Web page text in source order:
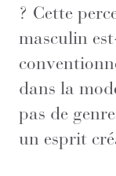
? Cette
masculin
dans la
pas de
un esprit